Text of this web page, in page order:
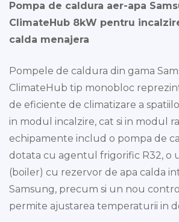
Pompa de caldura aer-apa
ClimateHub 8kW pentru
calda menajera
Pompele de caldura din gama
ClimateHub tip monobloc
de eficiente de climatizare a
in modul incalzire, cat si in modul
echipamente includ o pompa de
dotata cu agentul frigorific R32, o
(boiler) cu rezervor de apa calda
Samsung, precum si un nou
permite ajustarea temperaturii in